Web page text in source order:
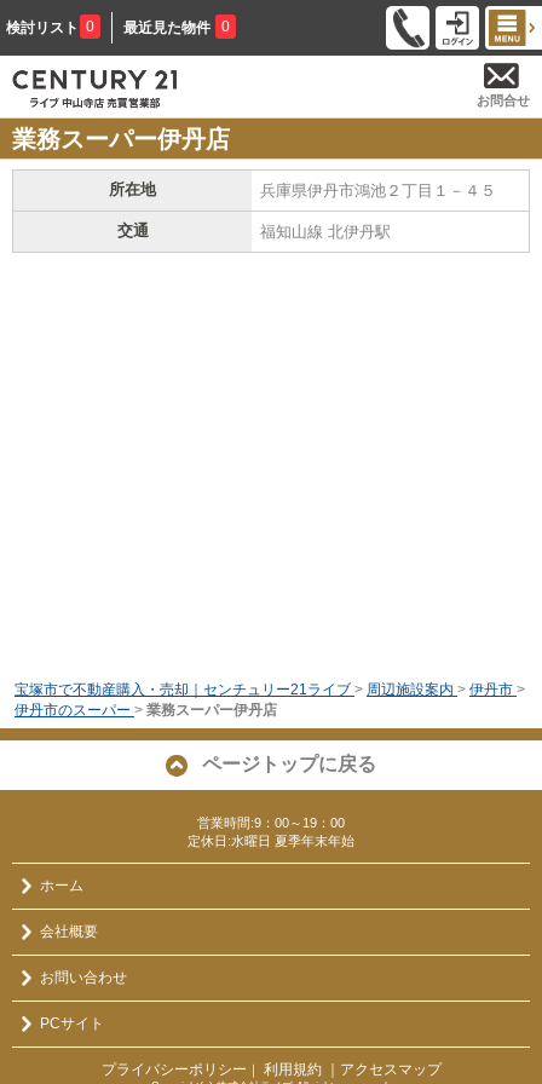
検討リスト 0 最近見た物件 0
お問合せ
業務スーパー伊丹店
所在地 兵庫県伊丹市鴻池２丁目１－４５
交通 福知山線 北伊丹駅
宝塚市で不動産購入・売却｜センチュリー21ライブ > 周辺施設案内 > 伊丹市 >
伊丹市のスーパー > 業務スーパー伊丹店
ページトップに戻る
営業時間:9：00～19：00
定休日:水曜日 夏季年末年始
ホーム
会社概要
お問い合わせ
PCサイト
プライバシーポリシー ｜ 利用規約 ｜アクセスマップ